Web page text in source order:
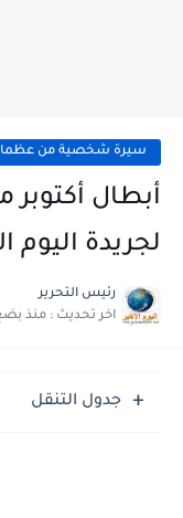
سيرة شخصية من
أبطال
لجريدة اليوم
رئيس التحرير
اخر تحديث : منذ
جدول التنقل